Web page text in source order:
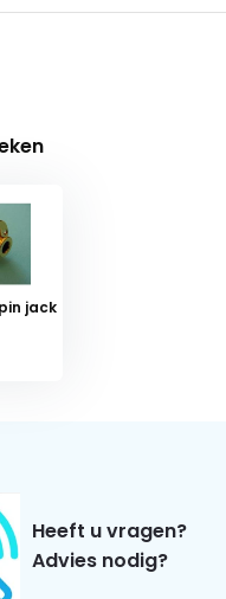
jack
Heeft u vragen?
Advies nodig?